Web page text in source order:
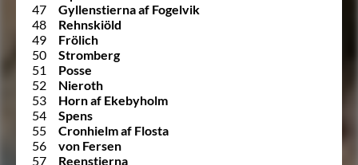
47
Gyllenstierna af Fogelvik
48
Rehnskiöld
49
Frölich
50
Stromberg
51
Posse
52
Nieroth
53
Horn af Ekebyholm
54
Spens
55
Cronhielm af Flosta
56
von Fersen
57
Reenstierna